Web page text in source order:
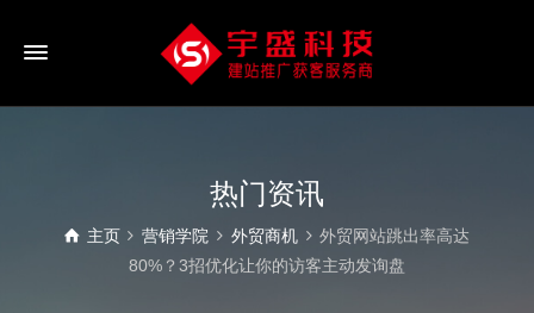
热门资讯
主页 营销学院 外贸商机
外贸网站跳出率高达
80%？3招优化让你的访客主动发询盘